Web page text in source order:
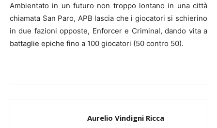
Ambientato in un futuro non troppo lontano in una città
chiamata San Paro, APB lascia che i giocatori si schierino
in due fazioni opposte, Enforcer e Criminal, dando vita a
battaglie epiche fino a 100 giocatori (50 contro 50).
Aurelio Vindigni Ricca